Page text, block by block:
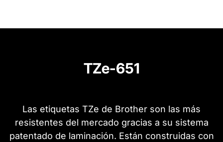
TZe-651
Las etiquetas TZe de Brother son las más
resistentes del mercado gracias a su sistema
patentado de laminación. Están construidas con